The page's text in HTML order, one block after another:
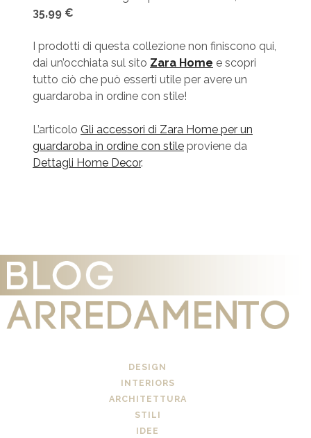
35,99 €
I prodotti di questa collezione non finiscono qui,
dai un’occhiata sul sito Zara Home e scopri
tutto ciò che può esserti utile per avere un
guardaroba in ordine con stile!
L’articolo Gli accessori di Zara Home per un
guardaroba in ordine con stileproviene da
Dettagli Home Decor.
DESIGN
INTERIORS
ARCHITETTURA
STILI
IDEE